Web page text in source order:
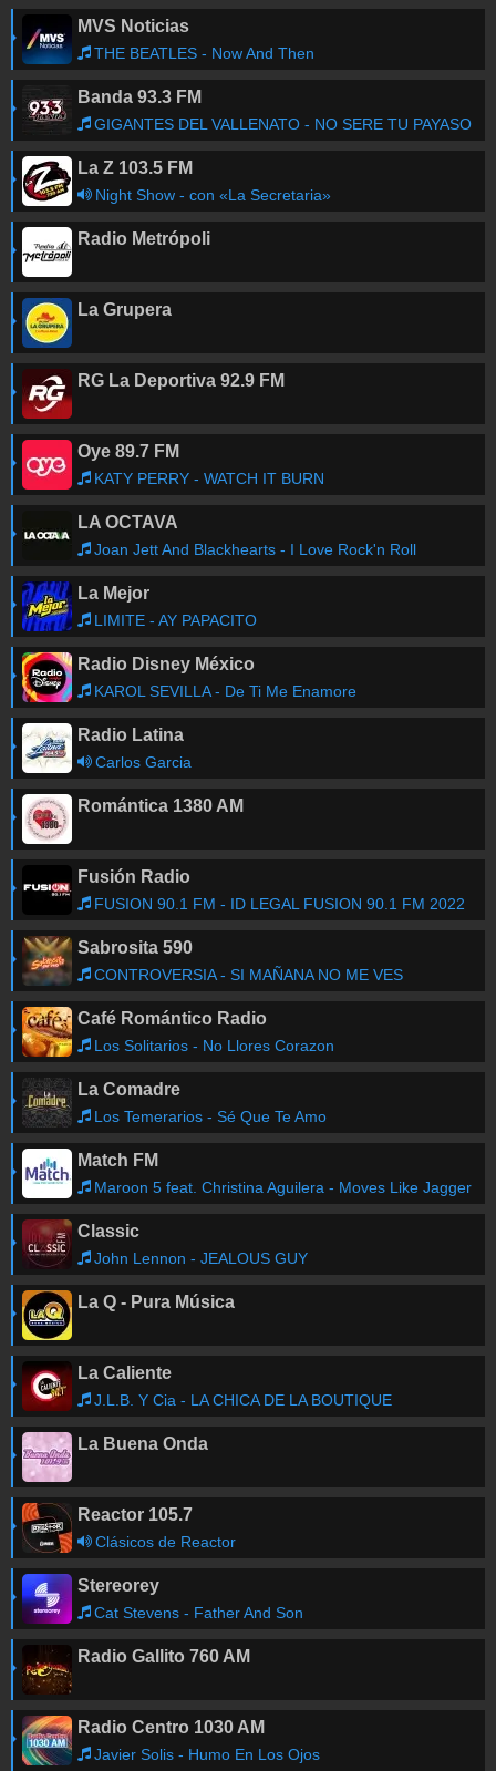
MVS Noticias
THE BEATLES - Now And Then
Banda 93.3 FM
GIGANTES DEL VALLENATO - NO SERE TU PAYASO
La Z 103.5 FM
Night Show - con «La Secretaria»
Radio Metrópoli
La Grupera
RG La Deportiva 92.9 FM
Oye 89.7 FM
KATY PERRY - WATCH IT BURN
LA OCTAVA
Joan Jett And Blackhearts - I Love Rock'n Roll
La Mejor
LIMITE - AY PAPACITO
Radio Disney México
KAROL SEVILLA - De Ti Me Enamore
Radio Latina
Carlos Garcia
Romántica 1380 AM
Fusión Radio
FUSION 90.1 FM - ID LEGAL FUSION 90.1 FM 2022
Sabrosita 590
CONTROVERSIA - SI MAÑANA NO ME VES
Café Romántico Radio
Los Solitarios - No Llores Corazon
La Comadre
Los Temerarios - Sé Que Te Amo
Match FM
Maroon 5 feat. Christina Aguilera - Moves Like Jagger
Classic
John Lennon - JEALOUS GUY
La Q - Pura Música
La Caliente
J.L.B. Y Cia - LA CHICA DE LA BOUTIQUE
La Buena Onda
Reactor 105.7
Clásicos de Reactor
Stereorey
Cat Stevens - Father And Son
Radio Gallito 760 AM
Radio Centro 1030 AM
Javier Solis - Humo En Los Ojos